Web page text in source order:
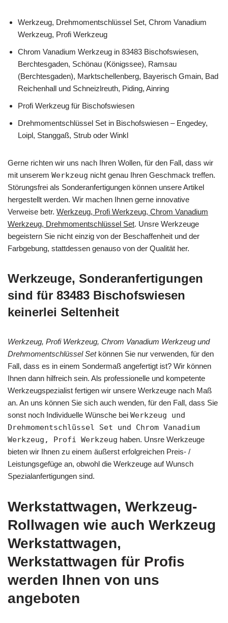
Werkzeug, Drehmomentschlüssel Set, Chrom Vanadium
Werkzeug, Profi Werkzeug
Chrom Vanadium Werkzeug in 83483 Bischofswiesen,
Berchtesgaden, Schönau (Königssee), Ramsau
(Berchtesgaden), Marktschellenberg, Bayerisch Gmain, Bad
Reichenhall und Schneizlreuth, Piding, Ainring
Profi Werkzeug für Bischofswiesen
Drehmomentschlüssel Set in Bischofswiesen – Engedey,
Loipl, Stanggaß, Strub oder Winkl
Gerne richten wir uns nach Ihren Wollen, für den Fall, dass wir
mit unserem Werkzeug nicht genau Ihren Geschmack treffen.
Störungsfrei als Sonderanfertigungen können unsere Artikel
hergestellt werden. Wir machen Ihnen gerne innovative
Verweise betr. Werkzeug, Profi Werkzeug, Chrom Vanadium
Werkzeug, Drehmomentschlüssel Set. Unsre Werkzeuge
begeistern Sie nicht einzig von der Beschaffenheit und der
Farbgebung, stattdessen genauso von der Qualität her.
Werkzeuge, Sonderanfertigungen
sind für 83483 Bischofswiesen
keinerlei Seltenheit
Werkzeug, Profi Werkzeug, Chrom Vanadium Werkzeug und
Drehmomentschlüssel Setkönnen Sie nur verwenden, für den
Fall, dass es in einem Sondermaß angefertigt ist? Wir können
Ihnen dann hilfreich sein. Als professionelle und kompetente
Werkzeugspezialist fertigen wir unsere Werkzeuge nach Maß
an. An uns können Sie sich auch wenden, für den Fall, dass Sie
sonst noch Individuelle Wünsche bei Werkzeug und
Drehmomentschlüssel Set und Chrom Vanadium
Werkzeug, Profi Werkzeug haben. Unsre Werkzeuge
bieten wir Ihnen zu einem äußerst erfolgreichen Preis- /
Leistungsgefüge an, obwohl die Werkzeuge auf Wunsch
Spezialanfertigungen sind.
Werkstattwagen, Werkzeug-
Rollwagen wie auch Werkzeug
Werkstattwagen,
Werkstattwagen für Profis
werden Ihnen von uns
angeboten